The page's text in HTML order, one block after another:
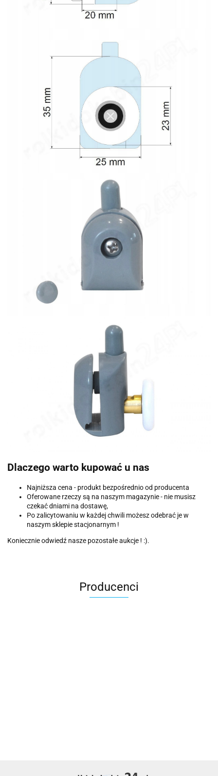
Dlaczego warto kupować u nas
Najniższa cena - produkt bezpośrednio od producenta
Oferowane rzeczy są na naszym magazynie - nie musisz
czekać dniami na dostawę,
Po zalicytowaniu w każdej chwili możesz odebrać je w
naszym sklepie stacjonarnym !
Koniecznie odwiedź nasze pozostałe aukcje ! :).
Producenci